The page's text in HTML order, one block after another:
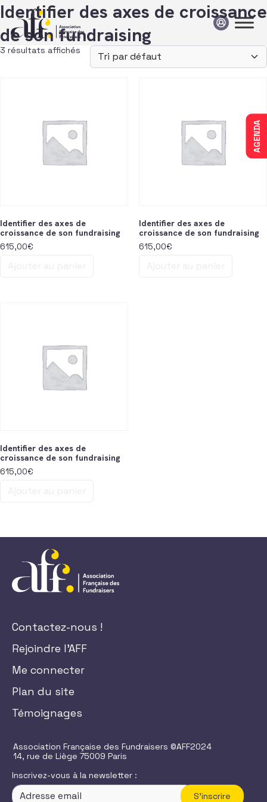
Passer au contenu
AGENDA
Identifier des axes de croissance
de son fundraising
3 résultats affichés
Identifier des axes de
croissance de son fundraising
615,00€
Identifier des axes de
croissance de son fundraising
615,00€
Identifier des axes de
croissance de son fundraising
615,00€
Contactez-nous !
Rejoindre l'AFF
Me connecter
Plan du site
Témoignages
Association Française des Fundraisers ©AFF2024
14, rue de Liège 75009 Paris
Inscrivez-vous à la newsletter :
S'inscrire